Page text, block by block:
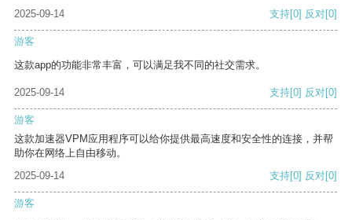
2025-09-14 支持[0] 反对[0]
游客
这款app的功能非常丰富，可以满足我不同的社交需求。
2025-09-14 支持[0] 反对[0]
游客
这款加速器VPM应用程序可以给你提供最高速度和安全性的连接，并帮
助你在网络上自由移动。
2025-09-14
支持[0] 反对[0]
游客